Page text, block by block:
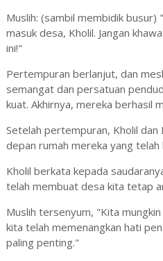
Muslih: (sambil membidik busur)
masuk desa, Kholil. Jangan
ini!"
Pertempuran berlanjut, dan
semangat dan persatuan
kuat. Akhirnya, mereka berhasil
Setelah pertempuran, Kholil dan
depan rumah mereka yang
Kholil berkata kepada
telah membuat desa kita tetap
Muslih tersenyum, "Kita
kita telah memenangkan hati
paling penting."